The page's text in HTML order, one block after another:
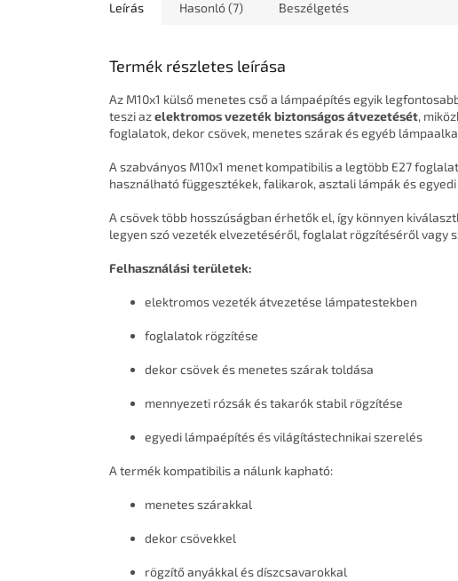
Leírás Hasonló (7) Beszélgetés
Termék részletes leírása
Az M10x1 külső menetes cső a lámpaépítés egyik
teszi azelektromos vezeték biztonságos átvezetését,
foglalatok, dekor csövek, menetes szárak és egyéb
A szabványos M10x1 menet kompatibilis a legtöbb E27
használható függesztékek, falikarok, asztali lámpák és
A csövek több hosszúságban érhetők el, így könnyen
legyen szó vezeték elvezetéséről, foglalat rögzítéséről vagy
Felhasználási területek:
elektromos vezeték átvezetése lámpatestekben
foglalatok rögzítése
dekor csövek és menetes szárak toldása
mennyezeti rózsák és takarók stabil rögzítése
egyedi lámpaépítés és világítástechnikai szerelés
A termék kompatibilis a nálunk kapható:
menetes szárakkal
dekor csövekkel
rögzítő anyákkal és díszcsavarokkal